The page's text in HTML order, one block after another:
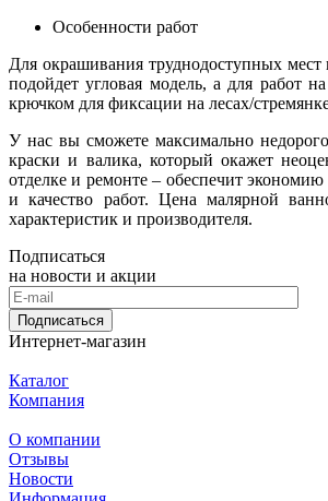
Особенности работ
Для окрашивания труднодоступных мест
подойдет угловая модель, а для работ
крючком для фиксации на лесах/
У нас вы сможете максимально
краски и валика, который окажет
отделке и ремонте – обеспечит экономию
и качество работ. Цена малярной
характеристик и производителя.
Подписаться
на новости и акции
Подписаться
Интернет-магазин
Каталог
Компания
О компании
Отзывы
Новости